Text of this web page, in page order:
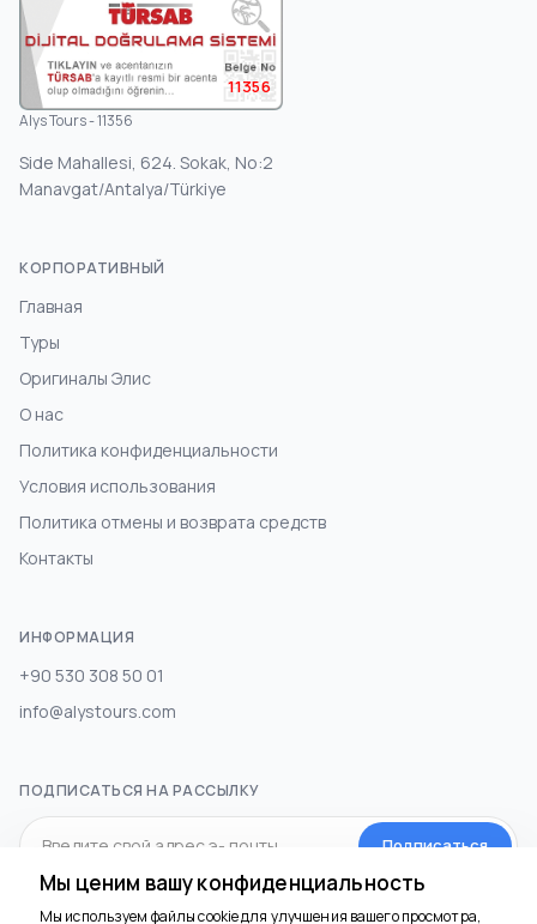
11356
Alys Tours - 11356
Side Mahallesi, 624. Sokak, No:2
Manavgat/Antalya/Türkiye
КОРПОРАТИВНЫЙ
Главная
Туры
Оригиналы Элис
О нас
Политика конфиденциальности
Условия использования
Политика отмены и возврата средств
Контакты
ИНФОРМАЦИЯ
+90 530 308 50 01
info@alystours.com
ПОДПИСАТЬСЯ НА РАССЫЛКУ
Подписаться
СОЦИАЛЬНЫЕ МЕДИА
Мы ценим вашу конфиденциальность
Мы используем файлы cookie для улучшения вашего просмотра,